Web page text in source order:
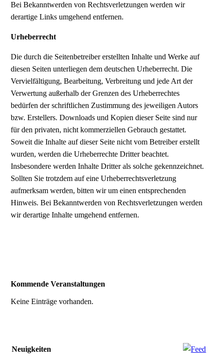
Bei Bekanntwerden von Rechtsverletzungen werden wir
derartige Links umgehend entfernen.
Urheberrecht
Die durch die Seitenbetreiber erstellten Inhalte und Werke auf
diesen Seiten unterliegen dem deutschen Urheberrecht. Die
Vervielfältigung, Bearbeitung, Verbreitung und jede Art der
Verwertung außerhalb der Grenzen des Urheberrechtes
bedürfen der schriftlichen Zustimmung des jeweiligen Autors
bzw. Erstellers. Downloads und Kopien dieser Seite sind nur
für den privaten, nicht kommerziellen Gebrauch gestattet.
Soweit die Inhalte auf dieser Seite nicht vom Betreiber erstellt
wurden, werden die Urheberrechte Dritter beachtet.
Insbesondere werden Inhalte Dritter als solche gekennzeichnet.
Sollten Sie trotzdem auf eine Urheberrechtsverletzung
aufmerksam werden, bitten wir um einen entsprechenden
Hinweis. Bei Bekanntwerden von Rechtsverletzungen werden
wir derartige Inhalte umgehend entfernen.
Kommende Veranstaltungen
Keine Einträge vorhanden.
Neuigkeiten